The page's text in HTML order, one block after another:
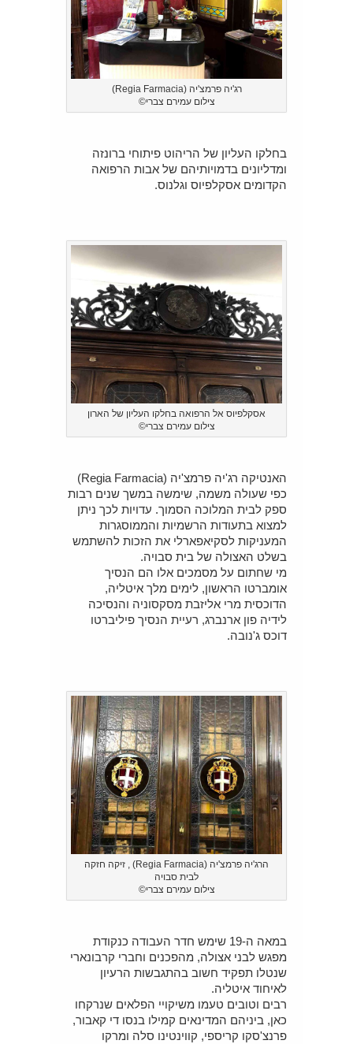
רג'יה פרמצ'יה (Regia Farmacia)
צילום עמירם צברי©
בחלקו העליון של הריהוט פיתוחי ברונזה
ומדליונים בדמויותיהם של אבות הרפואה
הקדומים אסקלפיוס וגלנוס.
אסקלפיוס אל הרפואה בחלקו העליון של הארון
צילום עמירם צברי©
האנטיקה רג'יה פרמצ'יה (Regia Farmacia)
כפי שעולה משמה, שימשה במשך שנים רבות
ספק לבית המלוכה הסמוך. עדויות לכך ניתן
למצוא בתעודות הרשמיות והממוסגרות
המעניקות לסקיאפארלי את הזכות להשתמש
בשלט האצולה של בית סבויה.
מי שחתום על מסמכים אלו הם הנסיך
אומברטו הראשון, לימים מלך איטליה,
הדוכסית מרי אליזבת מסקסוניה והנסיכה
לידיה פון ארנברג, רעיית הנסיך פיליברטו
דוכס ג'נובה.
הרג'יה פרמצ'יה (Regia Farmacia) , זיקה חזקה
לבית סבויה
צילום עמירם צברי©
במאה ה-19 שימש חדר העבודה כנקודת
מפגש לבני אצולה, מהפכנים וחברי קרבונארי
שנטלו תפקיד חשוב בהתגבשות הרעיון
לאיחוד איטליה.
רבים וטובים טעמו משיקויי הפלאים שנרקחו
כאן, ביניהם המדינאים קמילו בנסו די קאבור,
פרנצ'סקו קריספי, קווינטינו סלה ומרקו